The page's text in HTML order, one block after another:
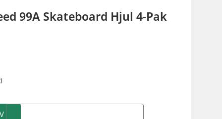
99A Skateboard Hjul 4-Pak